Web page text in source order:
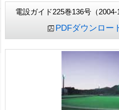
電設ガイド225巻136号（
PDFダウンロー